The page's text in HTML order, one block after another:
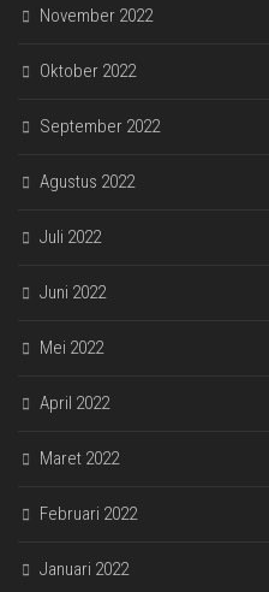
November 2022
Oktober 2022
September 2022
Agustus 2022
Juli 2022
Juni 2022
Mei 2022
April 2022
Maret 2022
Februari 2022
Januari 2022